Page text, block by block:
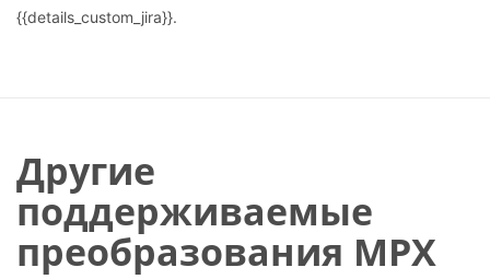
{{details_custom_jira}}.
Другие
поддерживаемые
преобразования MPX